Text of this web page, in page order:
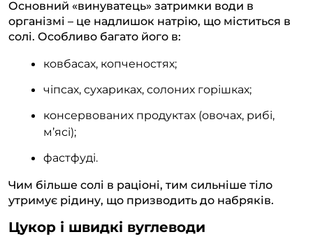
Основний «винуватець» затримки води в
організмі – це надлишок натрію, що міститься в
солі. Особливо багато його в:
ковбасах, копченостях;
чіпсах, сухариках, солоних горішках;
консервованих продуктах (овочах, рибі,
м’ясі);
фастфуді.
Чим більше солі в раціоні, тим сильніше тіло
утримує рідину, що призводить до набряків.
Цукор і швидкі вуглеводи